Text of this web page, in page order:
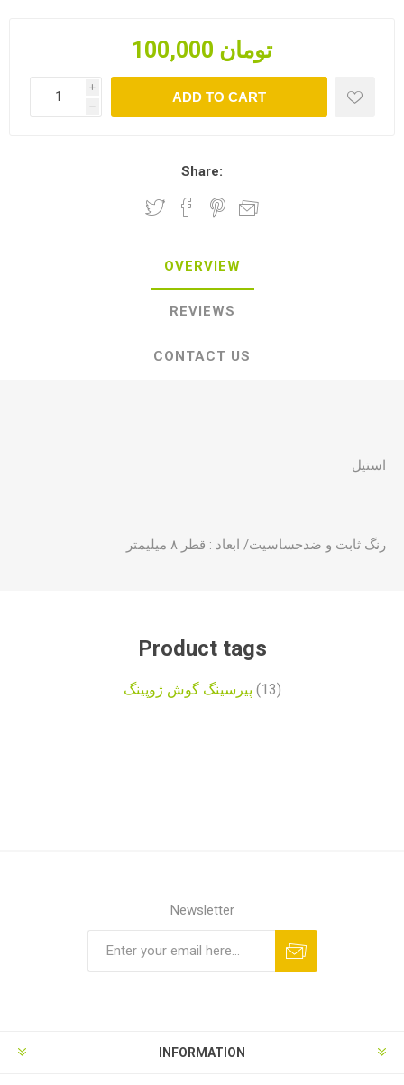
100,000 تومان
i
h
ADD TO CART
Share:
OVERVIEW
REVIEWS
CONTACT US
استیل
رنگ ثابت و ضدحساسیت/ ابعاد : قطر ۸ میلیمتر
Product tags
پیرسینگ گوش ژوپینگ (13)
Newsletter
INFORMATION